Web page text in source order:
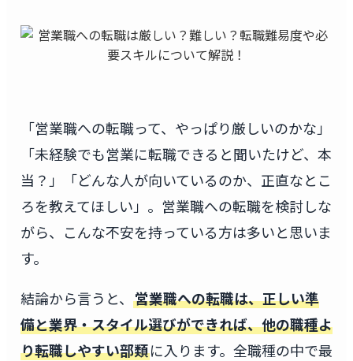
「営業職への転職って、やっぱり厳しいのかな」
「未経験でも営業に転職できると聞いたけど、本
当？」「どんな人が向いているのか、正直なとこ
ろを教えてほしい」。営業職への転職を検討しな
がら、こんな不安を持っている方は多いと思いま
す。
結論から言うと、 営業職への転職は、正しい準
備と業界・スタイル選びができれば、他の職種よ
り転職しやすい部類に入ります。全職種の中で最